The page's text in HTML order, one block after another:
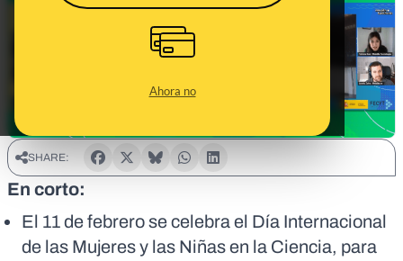
Ahora no
SHARE:
En corto:
El 11 de febrero se celebra el Día Internacional
de las Mujeres y las Niñas en la Ciencia, para